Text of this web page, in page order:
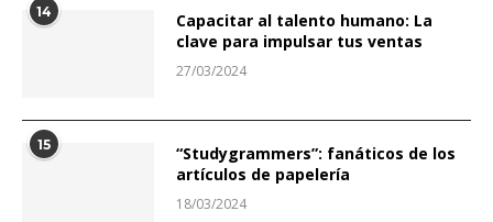
14
Capacitar al talento humano: La
clave para impulsar tus ventas
27/03/2024
15
“Studygrammers”: fanáticos de los
artículos de papelería
18/03/2024